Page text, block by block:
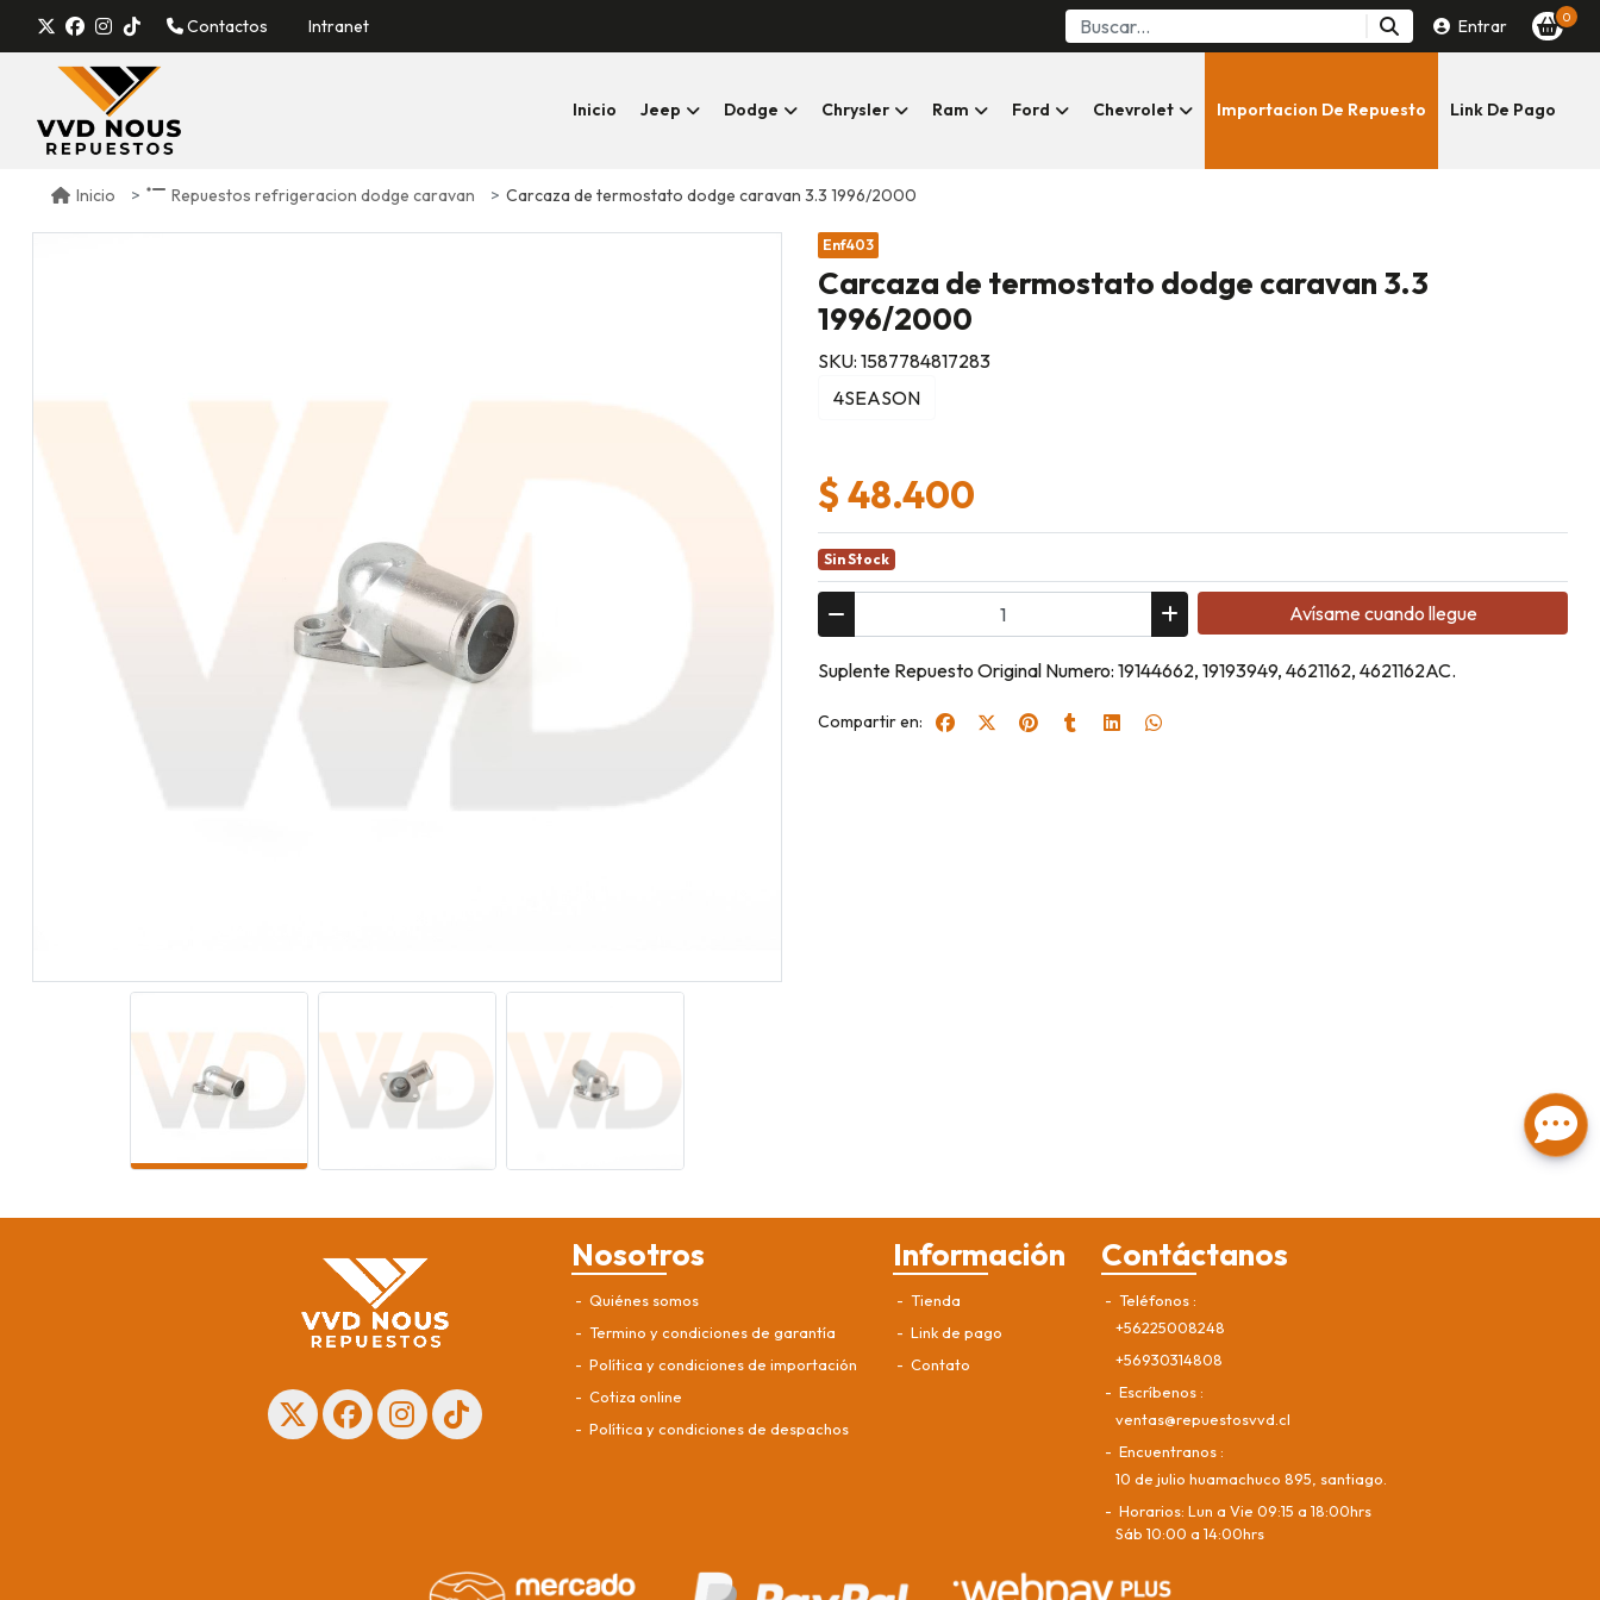
Contactos Intranet Entrar 0
Inicio Jeep Dodge Chrysler Ram Ford Chevrolet Importacion De Repuesto Link De Pago
Inicio Repuestos refrigeracion dodge caravan Carcaza de termostato dodge caravan 3.3 1996/2000
Enf403
Carcaza de termostato dodge caravan 3.3
1996/2000
SKU: 1587784817283
4SEASON
$ 48.400
Sin Stock
Avísame cuando llegue
Suplente Repuesto Original Numero: 19144662, 19193949, 4621162, 4621162AC.
Compartir en:
Nosotros
Quiénes somos
Termino y condiciones de garantía
Política y condiciones de importación
Cotiza online
Política y condiciones de despachos
Información
Tienda
Link de pago
Contato
Contáctanos
Teléfonos
+56225008248
+56930314808
Escríbenos
ventas@repuestosvvd.cl
Encuentranos
10 de julio huamachuco 895, santiago.
Horarios: Lun a Vie 09:15 a 18:00hrs
Sáb 10:00 a 14:00hrs